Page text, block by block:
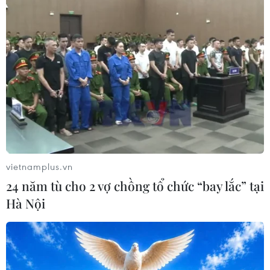
Danh mục 51 ngành khoa học cơ bản
được cấp học bổng theo Nghị định
179
01/08/2026 10:36
Quảng Trị hủy các bài thi do vi phạm
với 5 thí sinh trong vụ tố cáo tiêu cực
Bộ Giáo dục và Đào tạo xác định
nhóm 30% thí sinh điểm cao nhất
theo nhóm ngành
01/08/2026 10:33
vietnamplus.vn
24 năm tù cho 2 vợ chồng tổ chức “bay lắc” tại
Hà Nội